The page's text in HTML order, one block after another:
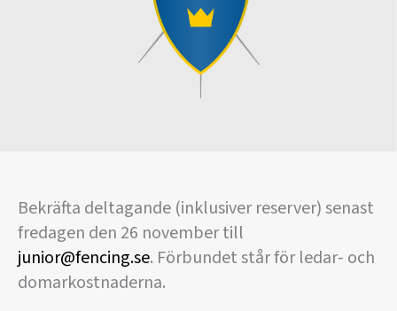
Bekräfta deltagande (inklusiver reserver) senast
fredagen den 26 november till
junior@fencing.se. Förbundet står för ledar- och
domarkostnaderna.